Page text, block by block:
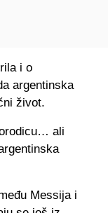
i o
argentinska
život.
ali
Messija i